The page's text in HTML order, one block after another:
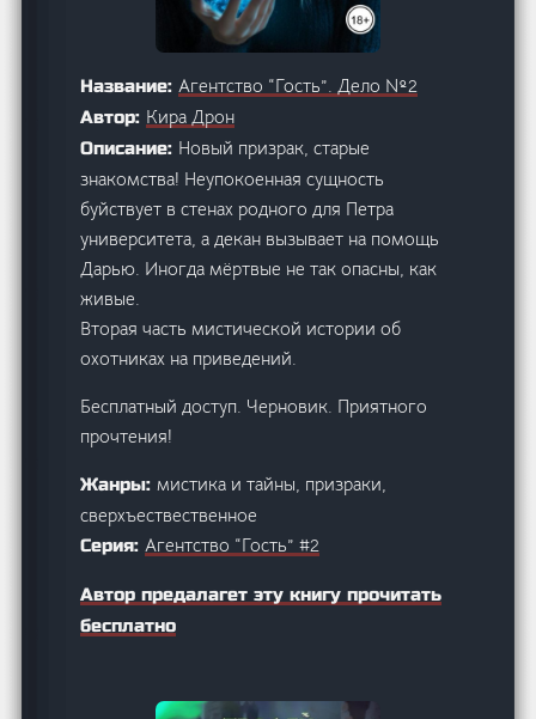
Название:Агентство “Гость”. Дело №2
Автор: Кира Дрон
Описание: Новый призрак, старые
знакомства! Неупокоенная сущность
буйствует в стенах родного для Петра
университета, а декан вызывает на помощь
Дарью. Иногда мёртвые не так опасны, как
живые.
Вторая часть мистической истории об
охотниках на приведений.
Бесплатный доступ. Черновик. Приятного
прочтения!
Жанры:мистика и тайны, призраки,
сверхъествественное
Серия:Агентство “Гость” #2
Автор предалагет эту книгу прочитать
бесплатно